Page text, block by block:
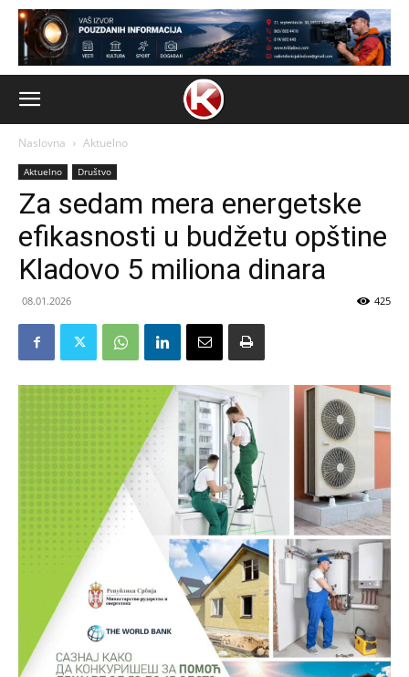
Naslovna Aktuelno
Aktuelno Društvo
Za sedam mera energetske
efikasnosti u budžetu opštine
Kladovo 5 miliona dinara
08.01.2026 425